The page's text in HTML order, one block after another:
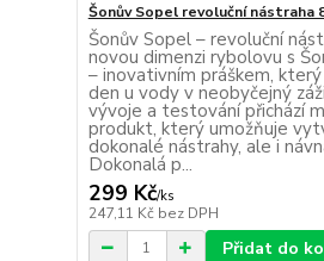
Šonův Sopel revoluční nástraha
Šonův Sopel – revoluční
novou dimenzi rybolovu s
– inovativním práškem,
den u vody v neobyčejný
vývoje a testování přichází
produkt, který umožňuje
dokonalé nástrahy, ale i
Dokonalá p...
299 Kč/ks
247,11 Kč bez DPH
Přidat do